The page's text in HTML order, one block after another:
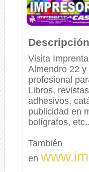
Descripción
Visita
Almendro 22
profesional
Libros,
adhesivos,
publicidad en
bolígrafos,
También
en